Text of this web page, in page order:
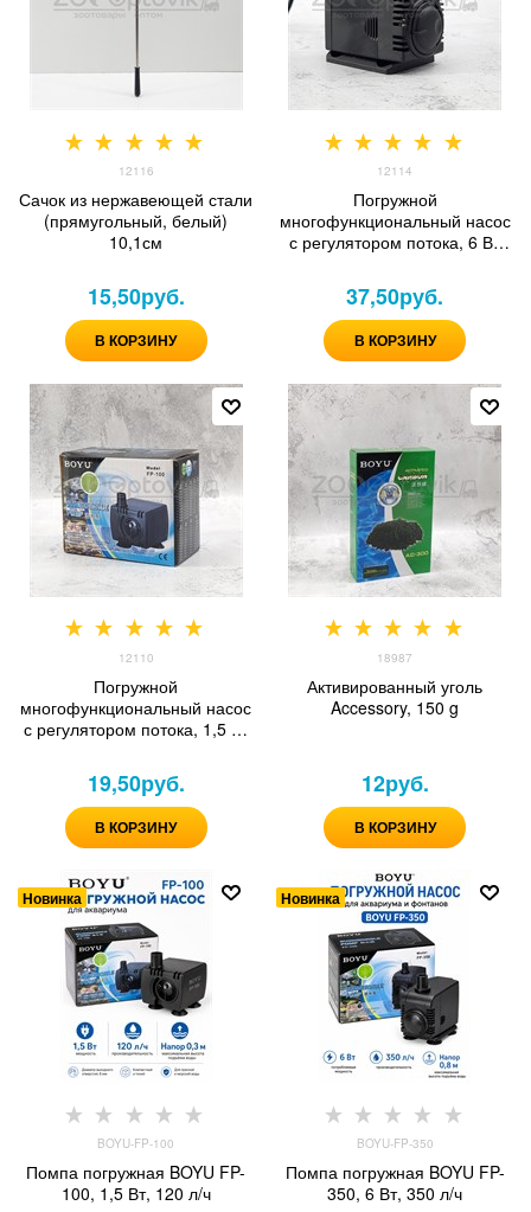
12116
Сачок из нержавеющей стали
(прямугольный, белый)
10,1см
15,50руб.
В КОРЗИНУ
12114
Погружной
многофункциональный насос
с регулятором потока, 6 Вт
37,50руб.
В КОРЗИНУ
12110
Погружной
многофункциональный насос
с регулятором потока, 1,5 Вт
19,50руб.
В КОРЗИНУ
18987
Активированный уголь
Accessory, 150 g
12руб.
В КОРЗИНУ
Новинка
BOYU-FP-100
Помпа погружная BOYU FP-
100, 1,5 Вт, 120 л/ч
Новинка
BOYU-FP-350
Помпа погружная BOYU FP-
350, 6 Вт, 350 л/ч